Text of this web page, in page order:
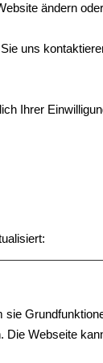
ändern
uns
Ihrer
sie
Die Webseite